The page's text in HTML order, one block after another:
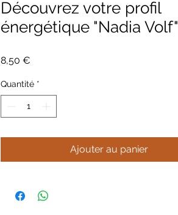
Découvrez votre profil
énergétique "Nadia Volf"
8,50 €
Quantité *
Ajouter au panier